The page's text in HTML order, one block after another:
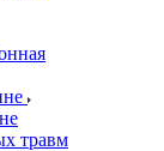
травм